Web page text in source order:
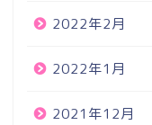
2022年2月
2022年1月
2021年12月